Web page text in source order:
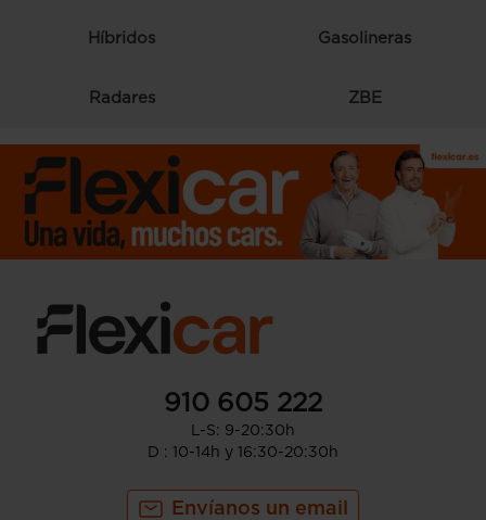
Híbridos Gasolineras
Radares ZBE
910 605 222
L-S: 9-20:30h
D : 10-14h y 16:30-20:30h
Envíanos un email